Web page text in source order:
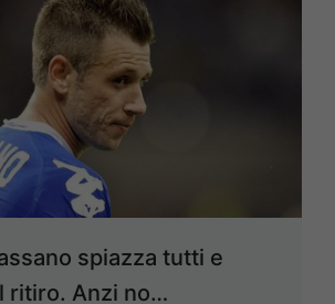
spiazza tutti e
ritiro. Anzi no…